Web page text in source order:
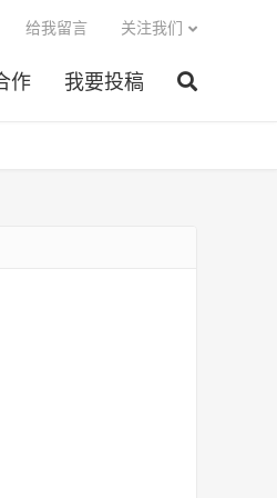
作 我要投稿
给我留言 关注我们